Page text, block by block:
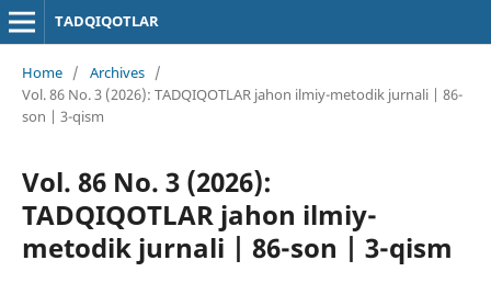
TADQIQOTLAR
Home / Archives /
Vol. 86 No. 3 (2026): TADQIQOTLAR jahon ilmiy-metodik jurnali | 86-
son | 3-qism
Vol. 86 No. 3 (2026):
TADQIQOTLAR jahon ilmiy-
metodik jurnali | 86-son | 3-qism